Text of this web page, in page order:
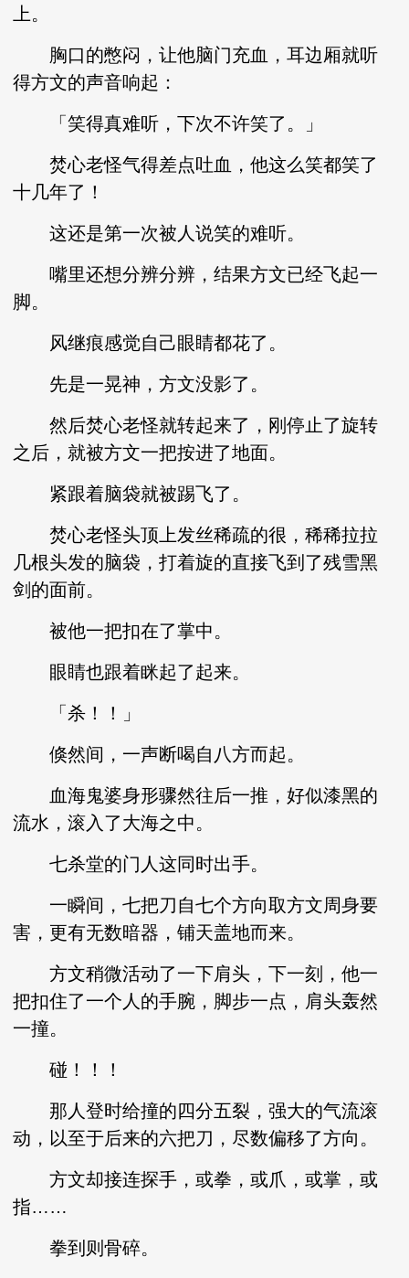
上。
胸口的憋闷，让他脑门充血，耳边厢就听
得方文的声音响起：
「笑得真难听，下次不许笑了。」
焚心老怪气得差点吐血，他这么笑都笑了
十几年了！
这还是第一次被人说笑的难听。
嘴里还想分辨分辨，结果方文已经飞起一
脚。
风继痕感觉自己眼睛都花了。
先是一晃神，方文没影了。
然后焚心老怪就转起来了，刚停止了旋转
之后，就被方文一把按进了地面。
紧跟着脑袋就被踢飞了。
焚心老怪头顶上发丝稀疏的很，稀稀拉拉
几根头发的脑袋，打着旋的直接飞到了残雪黑
剑的面前。
被他一把扣在了掌中。
眼睛也跟着眯起了起来。
「杀！！」
倏然间，一声断喝自八方而起。
血海鬼婆身形骤然往后一推，好似漆黑的
流水，滚入了大海之中。
七杀堂的门人这同时出手。
一瞬间，七把刀自七个方向取方文周身要
害，更有无数暗器，铺天盖地而来。
方文稍微活动了一下肩头，下一刻，他一
把扣住了一个人的手腕，脚步一点，肩头轰然
一撞。
碰！！！
那人登时给撞的四分五裂，强大的气流滚
动，以至于后来的六把刀，尽数偏移了方向。
方文却接连探手，或拳，或爪，或掌，或
指……
拳到则骨碎。